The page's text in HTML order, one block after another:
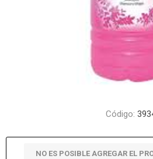
Código:
NO ES POSIBLE AGREGAR EL